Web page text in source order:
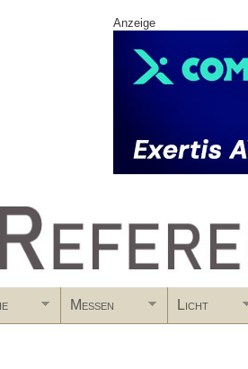
Anzeige
Messen Licht